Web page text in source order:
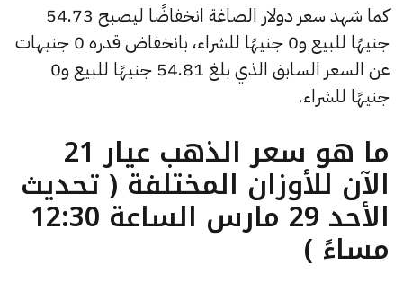
كما شهد سعر دولار الصاغة انخفاضًا ليصبح 54.73
جنيهًا للبيع و0 جنيهًا للشراء، بانخفاض قدره 0 جنيهات
عن السعر السابق الذي بلغ 54.81 جنيهًا للبيع و0
جنيهًا للشراء.
ما هو سعر الذهب عيار 21
الآن للأوزان المختلفة ( تحديث
الأحد 29 مارس الساعة 12:30
مساءً )